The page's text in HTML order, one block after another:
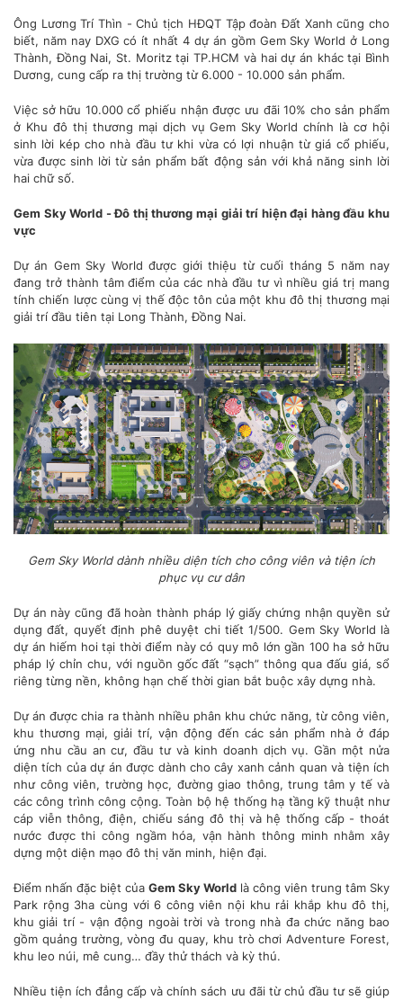
Ông Lương Trí Thìn - Chủ tịch HĐQT Tập đoàn Đất Xanh cũng cho
biết, năm nay DXG có ít nhất 4 dự án gồm Gem Sky World ở Long
Thành, Đồng Nai, St. Moritz tại TP.HCM và hai dự án khác tại Bình
Dương, cung cấp ra thị trường từ 6.000 - 10.000 sản phẩm.
Việc sở hữu 10.000 cổ phiếu nhận được ưu đãi 10% cho sản phẩm
ở Khu đô thị thương mại dịch vụ Gem Sky World chính là cơ hội
sinh lời kép cho nhà đầu tư khi vừa có lợi nhuận từ giá cổ phiếu,
vừa được sinh lời từ sản phẩm bất động sản với khả năng sinh lời
hai chữ số.
Gem Sky World - Đô thị thương mại giải trí hiện đại hàng đầu khu
vực
Dự án Gem Sky World được giới thiệu từ cuối tháng 5 năm nay
đang trở thành tâm điểm của các nhà đầu tư vì nhiều giá trị mang
tính chiến lược cùng vị thế độc tôn của một khu đô thị thương mại
giải trí đầu tiên tại Long Thành, Đồng Nai.
Gem Sky World dành nhiều diện tích cho công viên và tiện ích
phục vụ cư dân
Dự án này cũng đã hoàn thành pháp lý giấy chứng nhận quyền sử
dụng đất, quyết định phê duyệt chi tiết 1/500. Gem Sky World là
dự án hiếm hoi tại thời điểm này có quy mô lớn gần 100 ha sở hữu
pháp lý chỉn chu, với nguồn gốc đất “sạch” thông qua đấu giá, sổ
riêng từng nền, không hạn chế thời gian bắt buộc xây dựng nhà.
Dự án được chia ra thành nhiều phân khu chức năng, từ công viên,
khu thương mại, giải trí, vận động đến các sản phẩm nhà ở đáp
ứng nhu cầu an cư, đầu tư và kinh doanh dịch vụ. Gần một nửa
diện tích của dự án được dành cho cây xanh cảnh quan và tiện ích
như công viên, trường học, đường giao thông, trung tâm y tế và
các công trình công cộng. Toàn bộ hệ thống hạ tầng kỹ thuật như
cáp viễn thông, điện, chiếu sáng đô thị và hệ thống cấp - thoát
nước được thi công ngầm hóa, vận hành thông minh nhằm xây
dựng một diện mạo đô thị văn minh, hiện đại.
Điểm nhấn đặc biệt của Gem Sky World là công viên trung tâm Sky
Park rộng 3ha cùng với 6 công viên nội khu rải khắp khu đô thị,
khu giải trí - vận động ngoài trời và trong nhà đa chức năng bao
gồm quảng trường, vòng đu quay, khu trò chơi Adventure Forest,
khu leo núi, mê cung… đầy thử thách và kỳ thú.
Nhiều tiện ích đẳng cấp và chính sách ưu đãi từ chủ đầu tư sẽ giúp